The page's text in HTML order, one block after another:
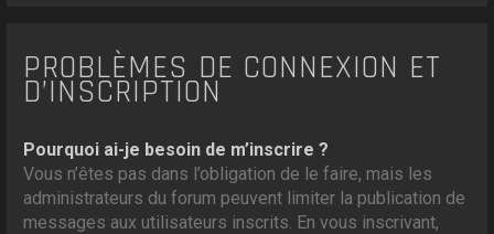
PROBLÈMES DE CONNEXION ET
D’INSCRIPTION
Pourquoi ai-je besoin de m’inscrire ?
Vous n’êtes pas dans l’obligation de le faire, mais les
administrateurs du forum peuvent limiter la publication de
messages aux utilisateurs inscrits. En vous inscrivant,